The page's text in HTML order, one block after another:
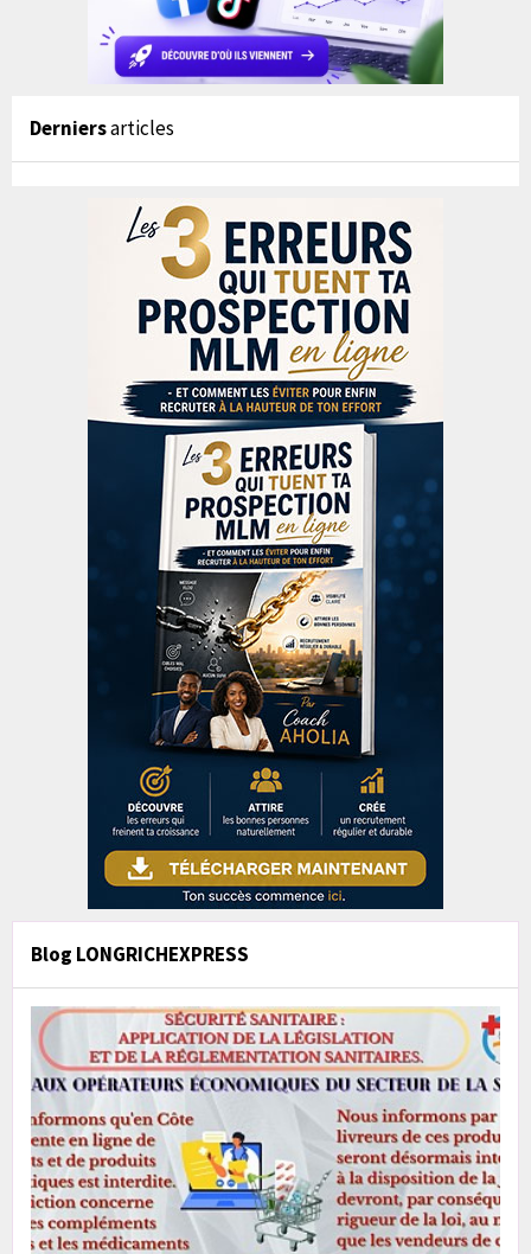
Derniersarticles
Blog LONGRICHEXPRESS